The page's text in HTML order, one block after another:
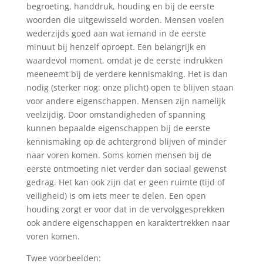
begroeting, handdruk, houding en bij de eerste
woorden die uitgewisseld worden. Mensen voelen
wederzijds goed aan wat iemand in de eerste
minuut bij henzelf oproept. Een belangrijk en
waardevol moment, omdat je de eerste indrukken
meeneemt bij de verdere kennismaking. Het is dan
nodig (sterker nog: onze plicht) open te blijven staan
voor andere eigenschappen. Mensen zijn namelijk
veelzijdig. Door omstandigheden of spanning
kunnen bepaalde eigenschappen bij de eerste
kennismaking op de achtergrond blijven of minder
naar voren komen. Soms komen mensen bij de
eerste ontmoeting niet verder dan sociaal gewenst
gedrag. Het kan ook zijn dat er geen ruimte (tijd of
veiligheid) is om iets meer te delen. Een open
houding zorgt er voor dat in de vervolggesprekken
ook andere eigenschappen en karaktertrekken naar
voren komen.
Twee voorbeelden: